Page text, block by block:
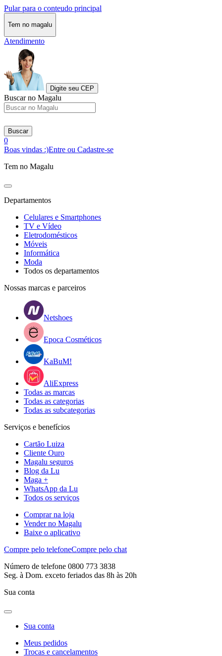
Pular para o conteudo principal
Tem no magalu
Atendimento
Digite seu CEP
Buscar no Magalu
Buscar
0
Boas vindas :)Entre ou Cadastre-se
Tem no Magalu
Departamentos
Celulares e Smartphones
TV e Vídeo
Eletrodomésticos
Móveis
Informática
Moda
Todos os departamentos
Nossas marcas e parceiros
Netshoes
Epoca Cosméticos
KaBuM!
AliExpress
Todas as marcas
Todas as categorias
Todas as subcategorias
Serviços e benefícios
Cartão Luiza
Cliente Ouro
Magalu seguros
Blog da Lu
Maga +
WhatsApp da Lu
Todos os serviços
Comprar na loja
Vender no Magalu
Baixe o aplicativo
Compre pelo telefoneCompre pelo chat
Número de telefone 0800 773 3838
Seg. à Dom. exceto feriados das 8h às 20h
Sua conta
Sua conta
Meus pedidos
Trocas e cancelamentos